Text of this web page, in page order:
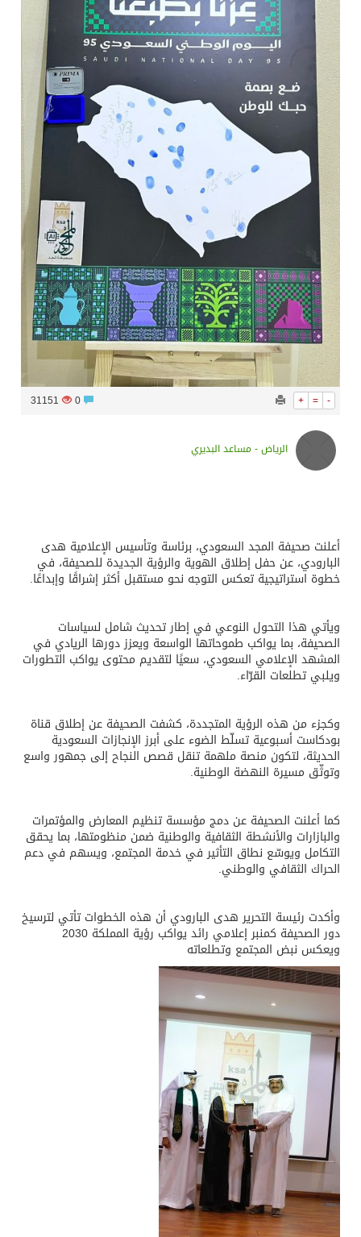
+ = -
31151
الرياض - مساعد البديري
أعلنت صحيفة المجد السعودي، برئاسة وتأسيس الإعلامية هدى
البارودي، عن حفل إطلاق الهوية والرؤية الجديدة للصحيفة، في
خطوة استراتيجية تعكس التوجه نحو مستقبل أكثر إشراقًا وإبداعًا.
ويأتي هذا التحول النوعي في إطار تحديث شامل لسياسات
الصحيفة، بما يواكب طموحاتها الواسعة ويعزز دورها الريادي في
المشهد الإعلامي السعودي، سعيًا لتقديم محتوى يواكب التطورات
ويلبي تطلعات القرّاء.
وكجزء من هذه الرؤية المتجددة، كشفت الصحيفة عن إطلاق قناة
بودكاست أسبوعية تسلّط الضوء على أبرز الإنجازات السعودية
الحديثة، لتكون منصة ملهمة تنقل قصص النجاح إلى جمهور واسع
وتوثّق مسيرة النهضة الوطنية.
كما أعلنت الصحيفة عن دمج مؤسسة تنظيم المعارض والمؤتمرات
والبازارات والأنشطة الثقافية والوطنية ضمن منظومتها، بما يحقق
التكامل ويوسّع نطاق التأثير في خدمة المجتمع، ويسهم في دعم
الحراك الثقافي والوطني.
وأكدت رئيسة التحرير هدى البارودي أن هذه الخطوات تأتي لترسيخ
دور الصحيفة كمنبر إعلامي رائد يواكب رؤية المملكة 2030
ويعكس نبض المجتمع وتطلعاته